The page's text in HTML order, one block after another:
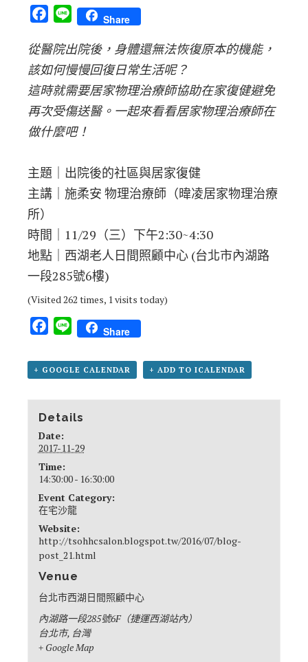
Facebook
Line Share
從醫院出院後，身體還無法恢復原本的機能，
該如何慢慢回復日常生活呢？
這時就需要居家物理治療師協助在家復健避免
再次受傷送醫。一起來看看居家物理治療師在
做什麼吧！
主題｜出院後的社區與居家復健
主講｜施柔安 物理治療師（暐凌居家物理治療
所）
時間｜11/29（三）下午2:30~4:30
地點｜ 西湖老人日間照顧中心 (台北市內湖路
一段285號6樓)
(Visited 262 times, 1 visits today)
Facebook
Line Share
+ GOOGLE CALENDAR + ADD TO ICALENDAR
Details
Date:
2017-11-29
Time:
14:30:00 - 16:30:00
Event Category:
在宅沙龍
Website:
http://tsohhcsalon.blogspot.tw/2016/07/blog-
post_21.html
Venue
台北市西湖日間照顧中心
內湖路一段285號6F（捷運西湖站內）
台北市, 台灣
+ Google Map